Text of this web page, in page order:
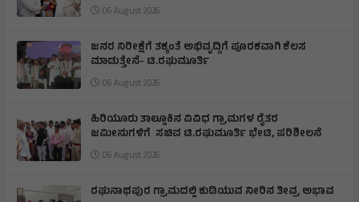
06 August 2026
ಜನರ ನಿರೀಕ್ಷೆಗೆ ತಕ್ಕಂತೆ ಅಭಿವೃದ್ದಿಗೆ ಪೂರಕವಾಗಿ ಕೆಲಸ
ಮಾಡುತ್ತೇನೆ- ಟಿ.ರಘುಮೂರ್ತಿ
06 August 2026
ಹಿರಿಯೂರು ತಾಲ್ಲೂಕಿನ ವಿವಿಧ ಗ್ರಾಮಗಳ ರೈತರ
ಜಮೀನುಗಳಿಗೆ ಸಚಿವ ಟಿ.ರಘುಮೂರ್ತಿ ಭೇಟಿ, ಪರಿಶೀಲನೆ
06 August 2026
ರಘುನಾಥಪುರ ಗ್ರಾಮದಲ್ಲಿ ಕುಡಿಯುವ ನೀರಿನ ತೀವ್ರ ಅಭಾವ